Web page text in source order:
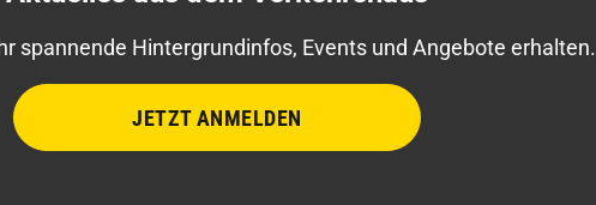
spannende Hintergrundinfos, Events und Angebote erhalten.
JETZT ANMELDEN